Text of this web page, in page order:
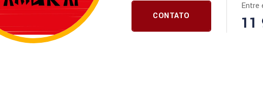
CONTATO
Entre
11